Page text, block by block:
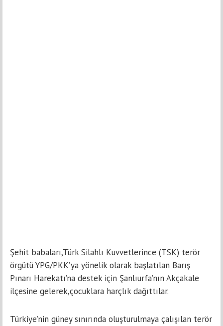
Şehit babaları,Türk Silahlı Kuvvetlerince (TSK) terör
örgütü YPG/PKK’ya yönelik olarak başlatılan Barış
Pınarı Harekatı’na destek için Şanlıurfa’nın Akçakale
ilçesine gelerek,çocuklara harçlık dağıttılar.
Türkiye’nin güney sınırında oluşturulmaya çalışılan terör